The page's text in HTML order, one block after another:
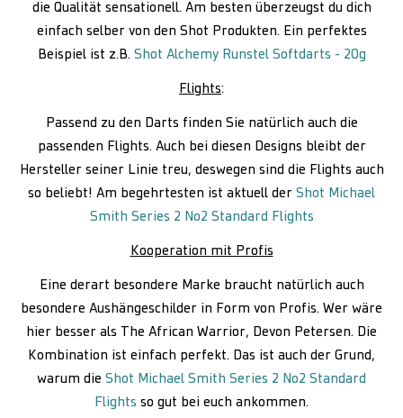
die Qualität sensationell. Am besten überzeugst du dich
einfach selber von den Shot Produkten. Ein perfektes
Beispiel ist z.B. Shot Alchemy Runstel Softdarts - 20g
Flights:
Passend zu den Darts finden Sie natürlich auch die
passenden Flights. Auch bei diesen Designs bleibt der
Hersteller seiner Linie treu, deswegen sind die Flights auch
so beliebt! Am begehrtesten ist aktuell der Shot Michael
Smith Series 2 No2 Standard Flights
Kooperation mit Profis
Eine derart besondere Marke braucht natürlich auch
besondere Aushängeschilder in Form von Profis. Wer wäre
hier besser als The African Warrior, Devon Petersen. Die
Kombination ist einfach perfekt. Das ist auch der Grund,
warum die Shot Michael Smith Series 2 No2 Standard
Flights so gut bei euch ankommen.